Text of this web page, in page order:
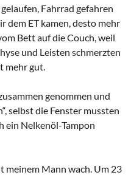
Fahrrad gefahren
dem ET kamen, desto mehr
Bett auf die Couch, weil
und Leisten schmerzten
mehr gut.
genommen und
selbst die Fenster mussten
ein Nelkenöl-Tampon
meinem Mann wach. Um 23